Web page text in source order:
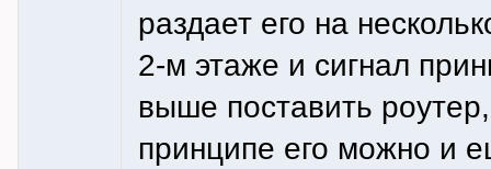
раздает его на
2-м этаже и сигнал
выше поставить
принципе его можно и